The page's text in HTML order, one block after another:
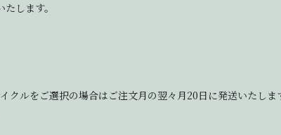
します。
クルをご選択の場合はご注文月の翌々月20日に発送いたしま